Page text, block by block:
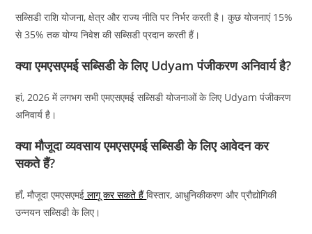
सब्सिडी राशि योजना, क्षेत्र और राज्य नीति पर निर्भर करती है। कुछ योजनाएं 15%
से 35% तक योग्य निवेश की सब्सिडी प्रदान करती हैं।
क्या एमएसएमई सब्सिडी के लिए Udyam पंजीकरण अनिवार्य है?
हां, 2026 में लगभग सभी एमएसएमई सब्सिडी योजनाओं के लिए Udyam पंजीकरण
अनिवार्य है।
क्या मौजूदा व्यवसाय एमएसएमई सब्सिडी के लिए आवेदन कर
सकते हैं?
हाँ, मौजूदा एमएसएमई लागू कर सकते हैंविस्तार, आधुनिकीकरण और प्रौद्योगिकी
उन्नयन सब्सिडी के लिए।